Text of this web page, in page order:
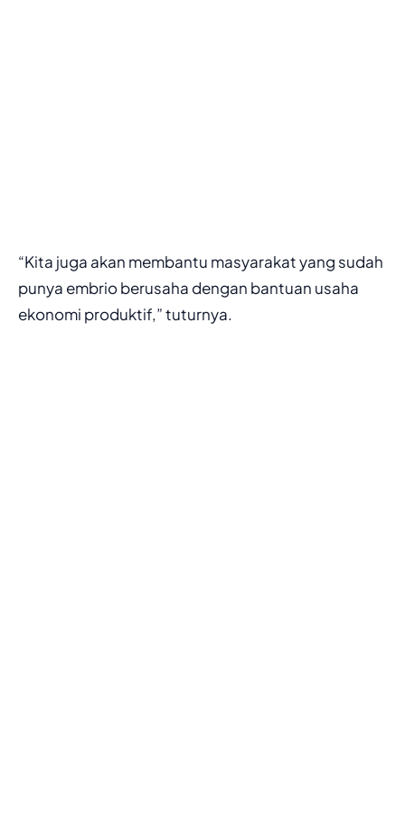
“Kita juga akan membantu masyarakat yang sudah
punya embrio berusaha dengan bantuan usaha
ekonomi produktif,” tuturnya.